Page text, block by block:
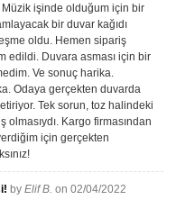
işinde olduğum için bir
bir duvar kağıdı
oldu. Hemen sipariş
edildi. Duvara asması için bir
Ve sonuç harika.
Odaya gerçekten duvarda
Tek sorun, toz halindeki
olmasıydı. Kargo firmasından
için gerçekten
byElif B. on 02/04/2022